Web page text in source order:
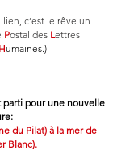
c’est le rêve un
Postal des Lettres
Humaines.)
parti pour une nouvelle
du Pilat) à la mer de
Blanc).